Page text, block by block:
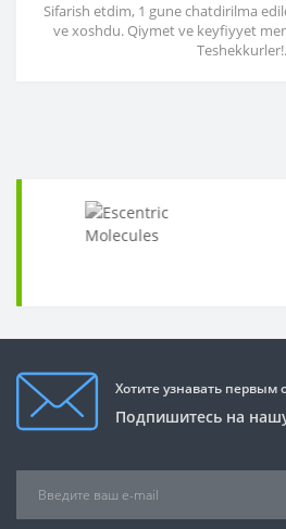
Sifarish etdim, 1 gune chatdirilma
ve xoshdu. Qiymet ve keyfiyyet
Хотите узнавать первым
Подпишитесь на